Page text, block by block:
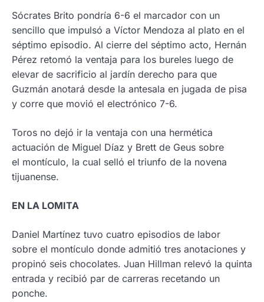
Sócrates Brito pondría 6-6 el marcador con un
sencillo que impulsó a Víctor Mendoza al plato en el
séptimo episodio. Al cierre del séptimo acto, Hernán
Pérez retomó la ventaja para los bureles luego de
elevar de sacrificio al jardín derecho para que
Guzmán anotará desde la antesala en jugada de pisa
y corre que movió el electrónico 7-6.
Toros no dejó ir la ventaja con una hermética
actuación de Miguel Díaz y Brett de Geus sobre
el montículo, la cual selló el triunfo de la novena
tijuanense.
EN LA LOMITA
Daniel Martínez tuvo cuatro episodios de labor
sobre el montículo donde admitió tres anotaciones y
propinó seis chocolates. Juan Hillman relevó la quinta
entrada y recibió par de carreras recetando un
ponche.